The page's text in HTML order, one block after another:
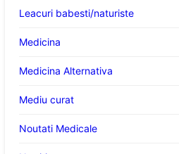
Leacuri babesti/naturiste
Medicina
Medicina Alternativa
Mediu curat
Noutati Medicale